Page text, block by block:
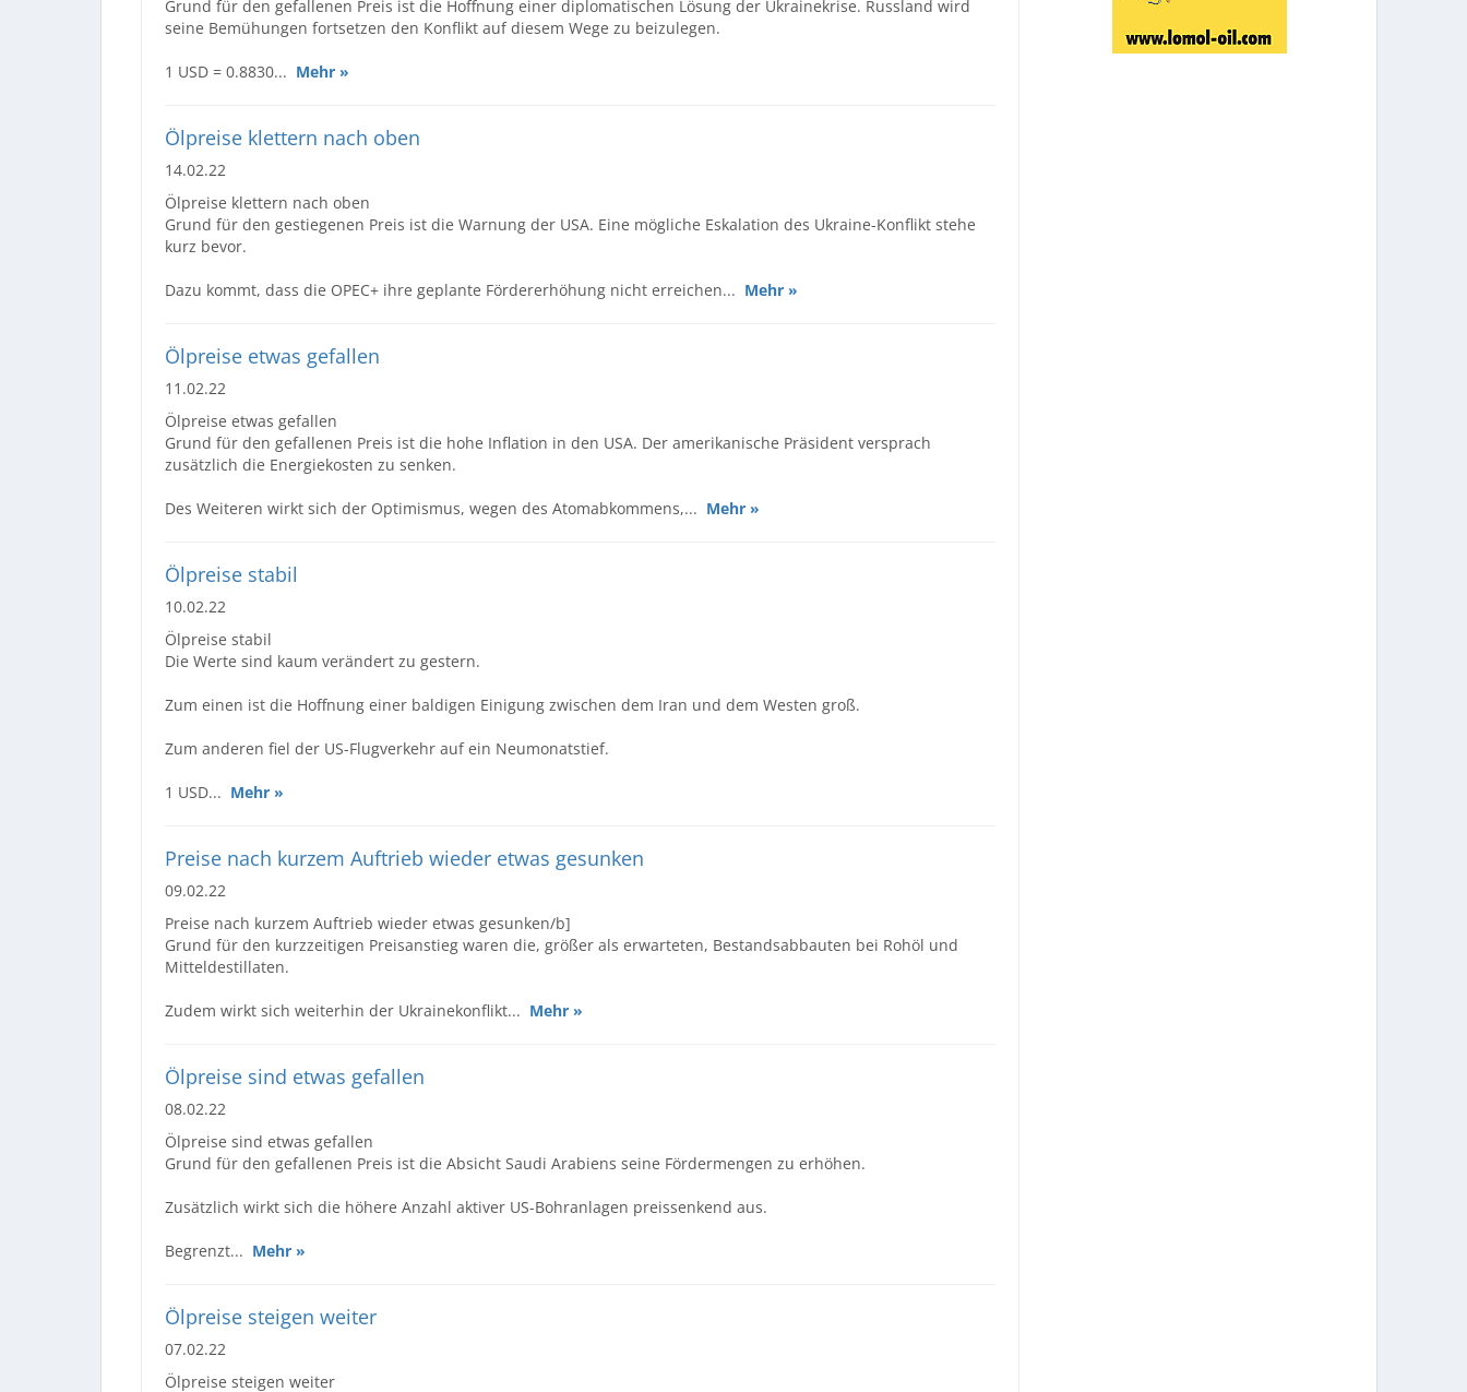
Grund für den gefallenen Preis ist die Hoffnung einer diplomatischen Lösung der Ukrainekrise. Russland wird
seine Bemühungen fortsetzen den Konflikt auf diesem Wege zu beizulegen.
1 USD = 0.8830... Mehr »
Ölpreise klettern nach oben
14.02.22
Ölpreise klettern nach oben
Grund für den gestiegenen Preis ist die Warnung der USA. Eine mögliche Eskalation des Ukraine-Konflikt stehe
kurz bevor.
Dazu kommt, dass die OPEC+ ihre geplante Fördererhöhung nicht erreichen... Mehr »
Ölpreise etwas gefallen
11.02.22
Ölpreise etwas gefallen
Grund für den gefallenen Preis ist die hohe Inflation in den USA. Der amerikanische Präsident versprach
zusätzlich die Energiekosten zu senken.
Des Weiteren wirkt sich der Optimismus, wegen des Atomabkommens,... Mehr »
Ölpreise stabil
10.02.22
Ölpreise stabil
Die Werte sind kaum verändert zu gestern.
Zum einen ist die Hoffnung einer baldigen Einigung zwischen dem Iran und dem Westen groß.
Zum anderen fiel der US-Flugverkehr auf ein Neumonatstief.
1 USD... Mehr »
Preise nach kurzem Auftrieb wieder etwas gesunken
09.02.22
Preise nach kurzem Auftrieb wieder etwas gesunken/b]
Grund für den kurzzeitigen Preisanstieg waren die, größer als erwarteten, Bestandsabbauten bei Rohöl und
Mitteldestillaten.
Zudem wirkt sich weiterhin der Ukrainekonflikt... Mehr »
Ölpreise sind etwas gefallen
08.02.22
Ölpreise sind etwas gefallen
Grund für den gefallenen Preis ist die Absicht Saudi Arabiens seine Fördermengen zu erhöhen.
Zusätzlich wirkt sich die höhere Anzahl aktiver US-Bohranlagen preissenkend aus.
Begrenzt... Mehr »
Ölpreise steigen weiter
07.02.22
Ölpreise steigen weiter